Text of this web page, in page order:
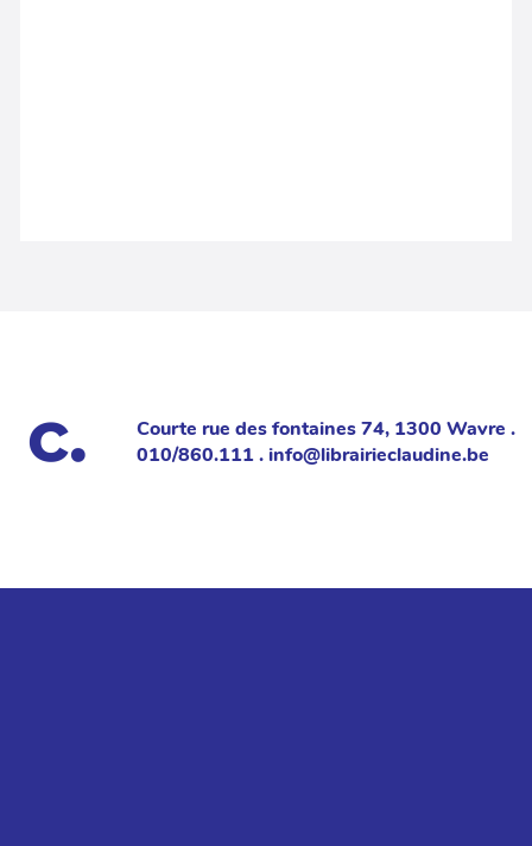
Courte rue des fontaines 74, 1300 Wavre .
010/860.111 . info@librairieclaudine.be